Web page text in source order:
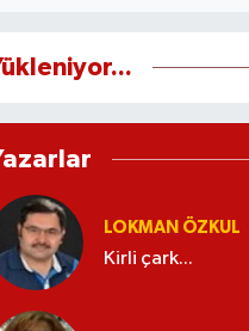
LOKMAN ÖZKUL
Kirli çark...